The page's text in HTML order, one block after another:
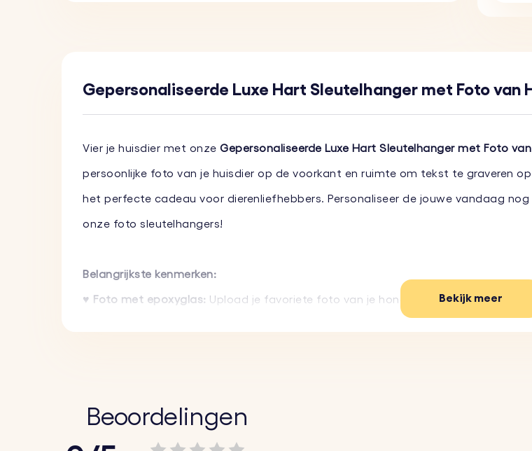
Gepersonaliseerde Luxe Hart Sleutelhanger met Foto van
Vier je huisdier met onze Gepersonaliseerde Luxe Hart Sleutelhanger met Foto
persoonlijke foto van je huisdier op de voorkant en ruimte om tekst te graveren
het perfecte cadeau voor dierenliefhebbers. Personaliseer de jouwe vandaag
onze foto sleutelhangers!
Belangrijkste kenmerken:
♥ Foto met epoxyglas: Upload je favoriete foto van je hond of kat, die
met behoud van zijn luxe uitstraling.
Bekijk meer
Beoordelingen